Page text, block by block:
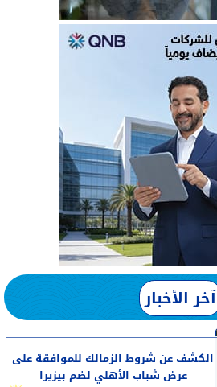
آخر الأخبار
الكشف عن شروط الزمالك للموافقة على
عرض شباب الأهلي لضم بيزيرا